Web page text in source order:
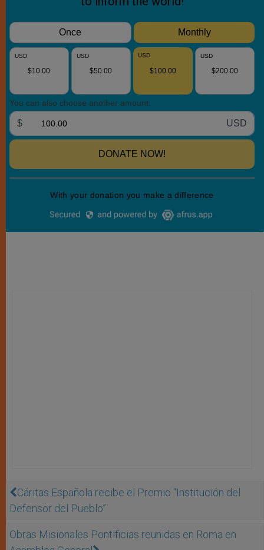
Cáritas Española recibe el Premio “Institución del
Defensor del Pueblo”
Obras Misionales Pontificias reunidas en Roma en